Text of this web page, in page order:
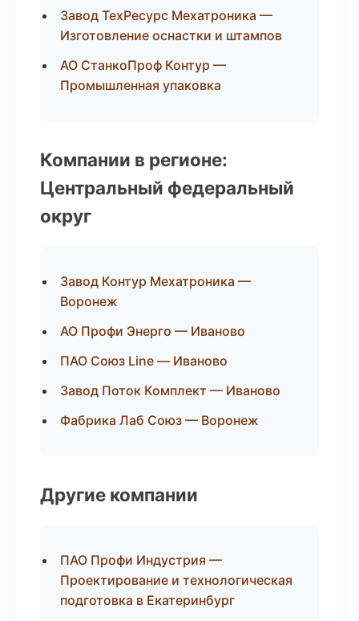
Завод ТехРесурс Мехатроника —
Изготовление оснастки и штампов
АО СтанкоПроф Контур —
Промышленная упаковка
Компании в регионе:
Центральный федеральный
округ
Завод Контур Мехатроника —
Воронеж
АО Профи Энерго — Иваново
ПАО Союз Line — Иваново
Завод Поток Комплект — Иваново
Фабрика Лаб Союз — Воронеж
Другие компании
ПАО Профи Индустрия —
Проектирование и технологическая
подготовка в Екатеринбург